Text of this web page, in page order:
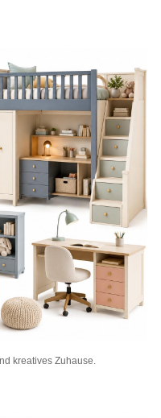
kreatives Zuhause.